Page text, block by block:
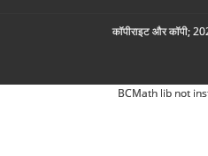
कॉपीराइट और कॉपी;
BCMath lib not